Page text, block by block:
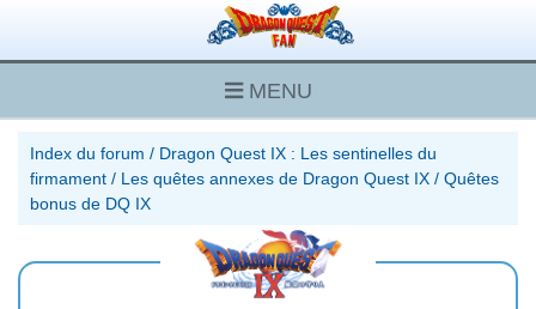
MENU
Index du forum / Dragon Quest IX : Les sentinelles du
firmament / Les quêtes annexes de Dragon Quest IX / Quêtes
bonus de DQ IX